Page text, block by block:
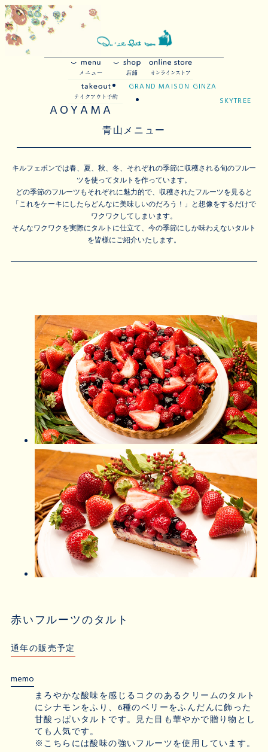
GRAND MAISON GINZA
SKYTREE
AOYAMA
青山メニュー
キルフェボンでは春、夏、秋、冬、それぞれの季節に収穫される旬のフルー
ツを使ってタルトを作っています。
どの季節のフルーツもそれぞれに魅力的で、収穫されたフルーツを見ると
「これをケーキにしたらどんなに美味しいのだろう！」と想像をするだけで
ワクワクしてしまいます。
そんなワクワクを実際にタルトに仕立て、今の季節にしか味わえないタルト
を皆様にご紹介いたします。
赤いフルーツのタルト
通年の販売予定
memo
まろやかな酸味を感じるコクのあるクリームのタルト
にシナモンをふり、6種のベリーをふんだんに飾った
甘酸っぱいタルトです。見た目も華やかで贈り物とし
ても人気です。
※こちらには酸味の強いフルーツを使用しています。